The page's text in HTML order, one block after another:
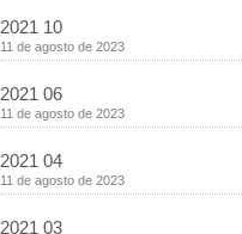
2021 10
11 de agosto de 2023
2021 06
11 de agosto de 2023
2021 04
11 de agosto de 2023
2021 03